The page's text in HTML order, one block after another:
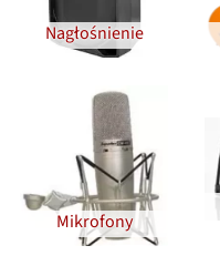
Nagłośnienie
Mikrofony